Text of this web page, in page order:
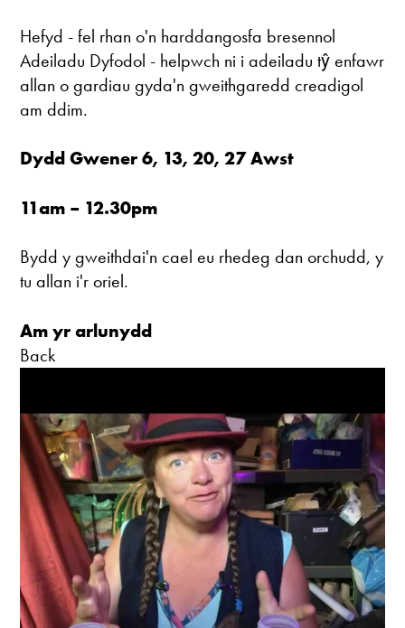
Hefyd - fel rhan o'n harddangosfa bresennol
Adeiladu Dyfodol - helpwch ni i adeiladu tŷ enfawr
allan o gardiau gyda'n gweithgaredd creadigol
am ddim.
Dydd Gwener 6, 13, 20, 27 Awst
11am – 12.30pm
Bydd y gweithdai'n cael eu rhedeg dan orchudd, y
tu allan i'r oriel.
Am yr arlunydd
Back